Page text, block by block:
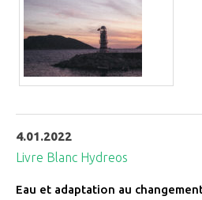
4.01.2022
Livre Blanc Hydreos
Eau et adaptation au